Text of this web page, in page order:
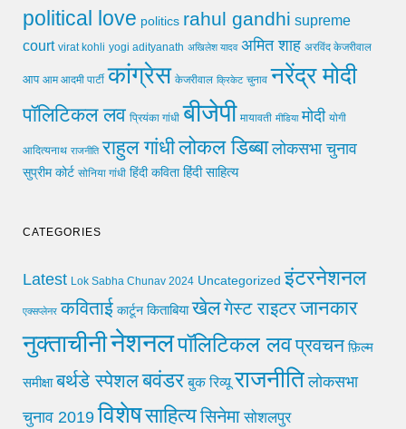
political love politics rahul gandhi supreme
court virat kohli yogi adityanath अखिलेश यादव अमित शाह अरविंद केजरीवाल
आप आम आदमी पार्टी कांग्रेस केजरीवाल क्रिकेट चुनाव नरेंद्र मोदी
पॉलिटिकल लव प्रियंका गांधी बीजेपी मायावती मीडिया मोदी योगी
आदित्यनाथ राजनीति राहुल गांधीलोकल डिब्बा लोकसभा चुनाव
सुप्रीम कोर्ट सोनिया गांधी हिंदी कविता हिंदी साहित्य
CATEGORIES
Latest Lok Sabha Chunav 2024 Uncategorized इंटरनेशनल
एक्सप्लेनर कविताई कार्टून किताबिया खेलगेस्ट राइटरजानकार
नुक्ताचीनीनेशनलपॉलिटिकल लवप्रवचन फ़िल्म
समीक्षा बर्थडे स्पेशलबवंडर बुक रिव्यू राजनीति लोकसभा
चुनाव 2019 विशेषसाहित्यसिनेमा सोशलपुर